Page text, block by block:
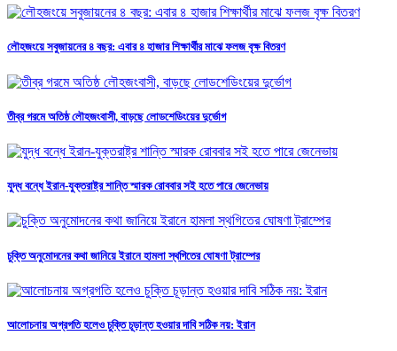
লৌহজংয়ে সবুজায়নের ৪ বছর: এবার ৪ হাজার শিক্ষার্থীর মাঝে ফলজ বৃক্ষ বিতরণ
তীব্র গরমে অতিষ্ঠ লৌহজংবাসী, বাড়ছে লোডশেডিংয়ের দুর্ভোগ
যুদ্ধ বন্ধে ইরান-যুক্তরাষ্ট্র শান্তি স্মারক রোববার সই হতে পারে জেনেভায়
চুক্তি অনুমোদনের কথা জানিয়ে ইরানে হামলা স্থগিতের ঘোষণা ট্রাম্পের
আলোচনায় অগ্রগতি হলেও চুক্তি চূড়ান্ত হওয়ার দাবি সঠিক নয়: ইরান